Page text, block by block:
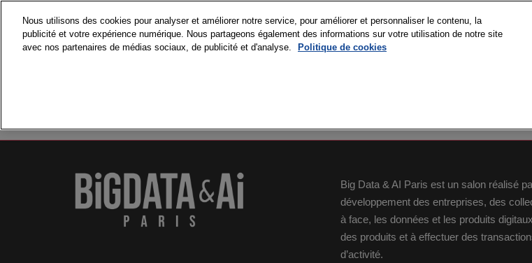
au
contenu
15 et 16 septembre 2026
Accréditations Presse &
Les speakers
Workshops & Startup
Pitches
Exposant
Village Advanced
Espace exposant
Big Data & AI Paris est un salon réalisé
développement des entreprises, des
à face, les données et les produits
des produits et à effectuer des
d’activité.
Nous utilisons des cookies pour analyser et améliorer notre service, pour améliorer et personnaliser le contenu, la
publicité et votre expérience numérique. Nous partageons également des informations sur votre utilisation de notre site
avec nos partenaires de médias sociaux, de publicité et d'analyse.
Politique de cookies